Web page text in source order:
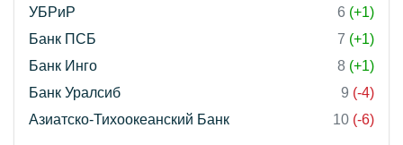
УБРиР
6 (+1)
Банк ПСБ
7 (+1)
Банк Инго
8 (+1)
Банк Уралсиб
9 (-4)
Азиатско-Тихоокеанский Банк
10 (-6)